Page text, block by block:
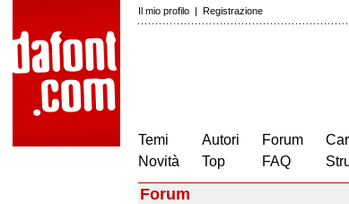
Il mio profilo | Registrazione
Temi
Novità
Autori
Top
Forum
FAQ
Forum